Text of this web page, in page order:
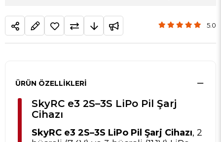
5.0
ÜRÜN ÖZELLIKLERI
SkyRC e3 2S–3S LiPo Pil Şarj
Cihazı
SkyRC e3 2S–3S LiPo Pil Şarj Cihazı, 2